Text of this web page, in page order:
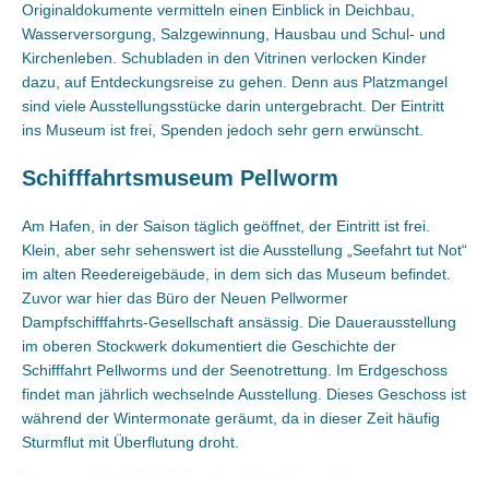
Originaldokumente vermitteln einen Einblick in Deichbau,
Wasserversorgung, Salzgewinnung, Hausbau und Schul- und
Kirchenleben. Schubladen in den Vitrinen verlocken Kinder
dazu, auf Entdeckungsreise zu gehen. Denn aus Platzmangel
sind viele Ausstellungsstücke darin untergebracht. Der Eintritt
ins Museum ist frei, Spenden jedoch sehr gern erwünscht.
Schifffahrtsmuseum Pellworm
Am Hafen, in der Saison täglich geöffnet, der Eintritt ist frei.
Klein, aber sehr sehenswert ist die Ausstellung „Seefahrt tut Not“
im alten Reedereigebäude, in dem sich das Museum befindet.
Zuvor war hier das Büro der Neuen Pellwormer
Dampfschifffahrts-Gesellschaft ansässig. Die Dauerausstellung
im oberen Stockwerk dokumentiert die Geschichte der
Schifffahrt Pellworms und der Seenotrettung. Im Erdgeschoss
findet man jährlich wechselnde Ausstellung. Dieses Geschoss ist
während der Wintermonate geräumt, da in dieser Zeit häufig
Sturmflut mit Überflutung droht.